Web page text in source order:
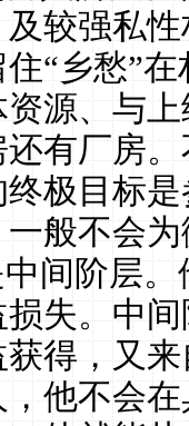
较强私
“乡愁”
源、与
有厂房
极目标
般不会
间阶层
失。中
得，又
他不会